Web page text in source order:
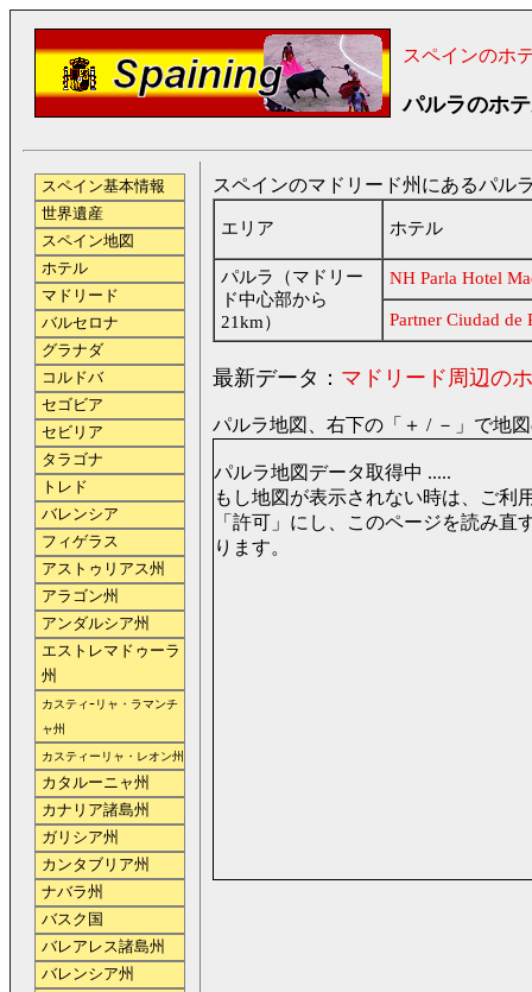
スペインのホ
パルラのホ
スペインのマドリード州にあるパル
エリア ホテル
パルラ（マドリー
ド中心部から
21km）
NH Parla Hotel
Partner Ciudad de
最新データ： マドリード周辺の
パルラ地図、右下の「＋ / －」で地
パルラ地図データ取得中 .....
もし地図が表示されない時は、ご利
「許可」にし、このページを読み
ります。
スペイン基本情報
世界遺産
スペイン地図
ホテル
マドリード
バルセロナ
グラナダ
コルドバ
セゴビア
セビリア
タラゴナ
トレド
バレンシア
フィゲラス
アストゥリアス州
アラゴン州
アンダルシア州
エストレマドゥーラ
州
カスティｰリャ・ラマンチ
ャ州
カスティーリャ・レオン州
カタルーニャ州
カナリア諸島州
ガリシア州
カンタブリア州
ナバラ州
バスク国
バレアレス諸島州
バレンシア州